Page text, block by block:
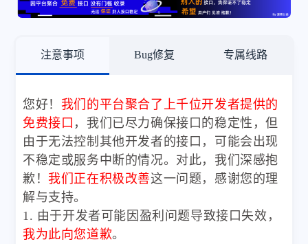
注意事项 Bug修复 专属线路
您好！ 我们的平台聚合了上千位开发者提供的
免费接口 ，我们已尽力确保接口的稳定性，但
由于无法控制其他开发者的接口，可能会出现
不稳定或服务中断的情况。对此，我们深感抱
歉！ 我们正在积极改善这一问题，感谢您的理
解与支持。
1. 由于开发者可能因盈利问题导致接口失效，
我为此向您道歉。